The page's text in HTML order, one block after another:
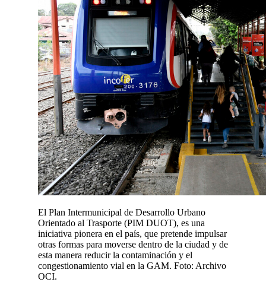
El Plan Intermunicipal de Desarrollo Urbano
Orientado al Trasporte (PIM DUOT), es una
iniciativa pionera en el país, que pretende impulsar
otras formas para moverse dentro de la ciudad y de
esta manera reducir la contaminación y el
congestionamiento vial en la GAM. Foto: Archivo
OCI.